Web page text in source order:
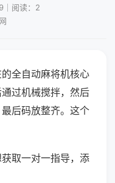
阅读：2
全自动麻将机核心
过机械搅拌，然后
后码放整齐。这个
取一对一指导，添